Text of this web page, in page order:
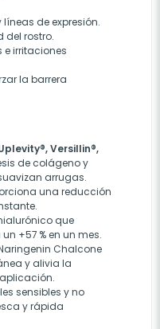
de expresión.
del rostro.
e irritaciones
la barrera
Versillin®,
de colágeno y
arrugas.
una reducción
que
+57 % en un mes.
Chalcone
y alivia la
sensibles y no
y rápida